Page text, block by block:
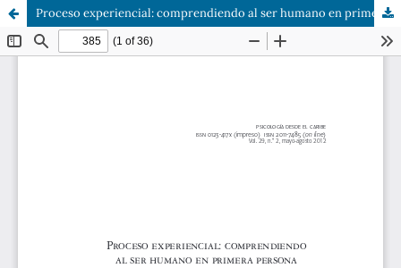
Proceso experiencial: comprendiendo al ser humano en primera persona